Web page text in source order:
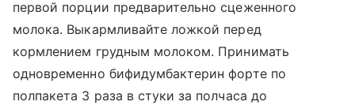
первой порции предварительно сцеженного
молока. Выкармливайте ложкой перед
кормлением грудным молоком. Принимать
одновременно бифидумбактерин форте по
полпакета 3 раза в стуки за полчаса до